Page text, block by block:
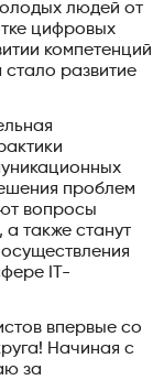
людей от
цифровых
компетенций
развитие
проблем
вопросы
также станут
IT-
впервые со
Начиная с
за